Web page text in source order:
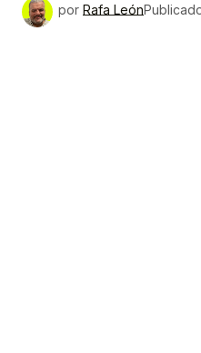
por Rafa León